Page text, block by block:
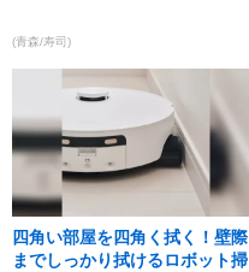
(青森/寿司)
四角い部屋を四角く拭く！壁際
までしっかり拭けるロボット掃